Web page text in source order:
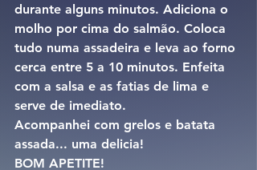
durante alguns minutos. Adiciona o
molho por cima do salmão. Coloca
tudo numa assadeira e leva ao forno
cerca entre 5 a 10 minutos. Enfeita
com a salsa e as fatias de lima e
serve de imediato.
Acompanhei com grelos e batata
assada... uma delicia!
BOM APETITE!